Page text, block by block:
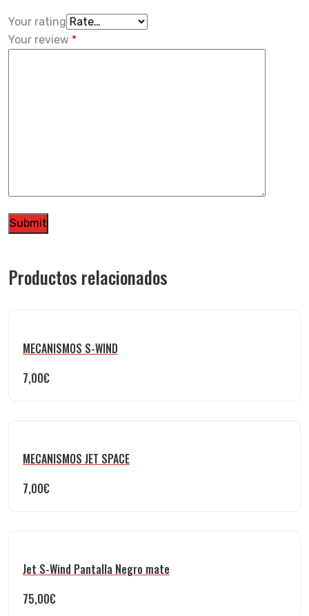
Your rating
Your review *
Productos relacionados
MECANISMOS S-WIND
7,00€
MECANISMOS JET SPACE
7,00€
Jet S-Wind Pantalla Negro mate
75,00€